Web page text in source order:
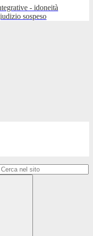
- idoneità
sospeso